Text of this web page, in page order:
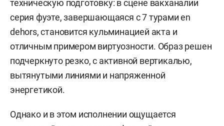
техническую подготовку: в сцене вакханалии
серия фуэте, завершающаяся с 7 турами en
dehors, становится кульминацией акта и
отличным примером виртуозности. Образ решен
подчеркнуто резко, с активной вертикалью,
вытянутыми линиями и напряженной
энергетикой.
Однако и в этом исполнении ощущается